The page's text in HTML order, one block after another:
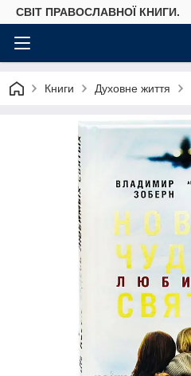
СВІТ ПРАВОСЛАВНОЇ КНИГИ.
Книги Духовне життя